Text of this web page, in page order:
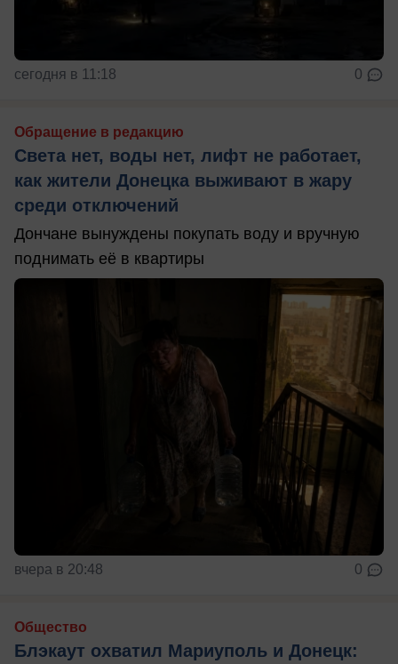
сегодня в 11:18 0
Обращение в редакцию
Света нет, воды нет, лифт не работает,
как жители Донецка выживают в жару
среди отключений
Дончане вынуждены покупать воду и вручную
поднимать её в квартиры
вчера в 20:48 0
Общество
Блэкаут охватил Мариуполь и Донецк: